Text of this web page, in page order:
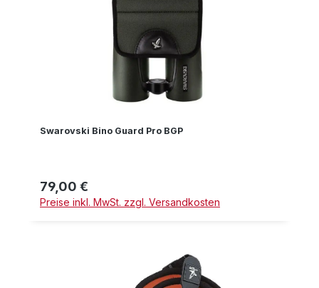
Swarovski Bino Guard Pro BGP
Regulärer Preis:
79,00 €
Preise inkl. MwSt. zzgl. Versandkosten